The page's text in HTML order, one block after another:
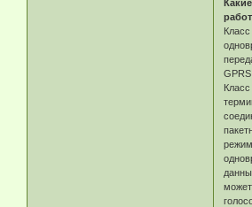
GPRS.